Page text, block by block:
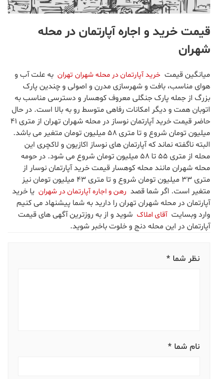
قیمت خرید و اجاره آپارتمان در محله
شهران
میانگین قیمت خرید آپارتمان در محله شهران تهران به علت آب و
هوای مناسب، بافت و شهرسازی مدرن و اصولی و چندین پارک
بزرگ از جمله پارک جنگلی معروف کوهسار و دسترسی مناسب به
اتوبان همت و دیگر امکانات رفاهی متوسط رو به بالا است. در حال
حاضر قیمت خرید آپارتمان نوساز در محله شهران تهران از متری ۴۱
میلیون تومان شروع و تا متری ۵۸ میلیون تومان متغیر می باشد.
البته ناگفته نماند که آپارتمان های نوساز اکازیون و لاکچری این
محله از متری ۵۵ تا ۵۸ میلیون تومان شروع می شود. در حومه
محله شهران مانند محله کوهسار قیمت خرید آپارتمان نوسار از
متری ۳۳ میلیون تومان شروع و تا متری ۴۳ میلیون تومان نیز
متغیر است. اگر شما قصد رهن و اجاره آپارتمان در شهران یا خرید
آپارتمان در محله شهران تهران را دارید به شما پیشنهاد می کنیم
وارد وبسایت آقای املاک شوید و از به روزترین آگهی های قیمت
آپارتمان در این محله دنج و خلوت باخبر شوید.
نظر شما *
نام شما *